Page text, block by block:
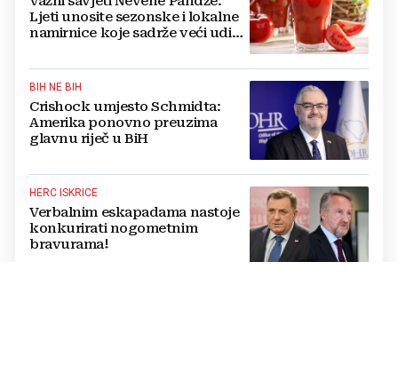
Ljeti unosite sezonske i lokalne
namirnice koje sadrže veći udio
BIH NE BIH
Crishock umjesto Schmidta:
Amerika ponovno preuzima
glavnu riječ u BiH
HERC ISKRICE
Verbalnim eskapadama nastoje
konkurirati nogometnim
bravurama!